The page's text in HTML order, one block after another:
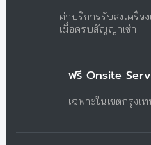
ค่าบริการรับส่งเครื่อ
เมื่อครบสัญญาเช่า
ฟรี Onsite
เฉพาะในเขตกรุง